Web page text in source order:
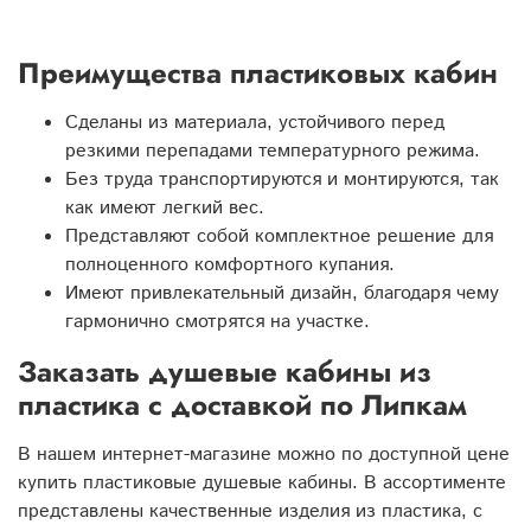
Преимущества пластиковых кабин
Сделаны из материала, устойчивого перед
резкими перепадами температурного режима.
Без труда транспортируются и монтируются, так
как имеют легкий вес.
Представляют собой комплектное решение для
полноценного комфортного купания.
Имеют привлекательный дизайн, благодаря чему
гармонично смотрятся на участке.
Заказать душевые кабины из
пластика с доставкой по Липкам
В нашем интернет-магазине можно по доступной цене
купить пластиковые душевые кабины. В ассортименте
представлены качественные изделия из пластика, с